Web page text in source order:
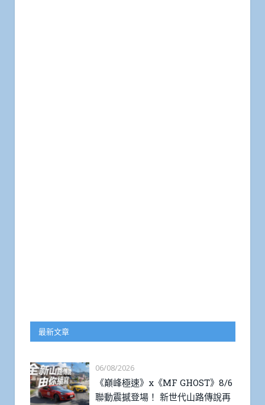
最新文章
06/08/2026
《巔峰極速》x《MF GHOST》8/6
聯動震撼登場！ 新世代山路傳說再